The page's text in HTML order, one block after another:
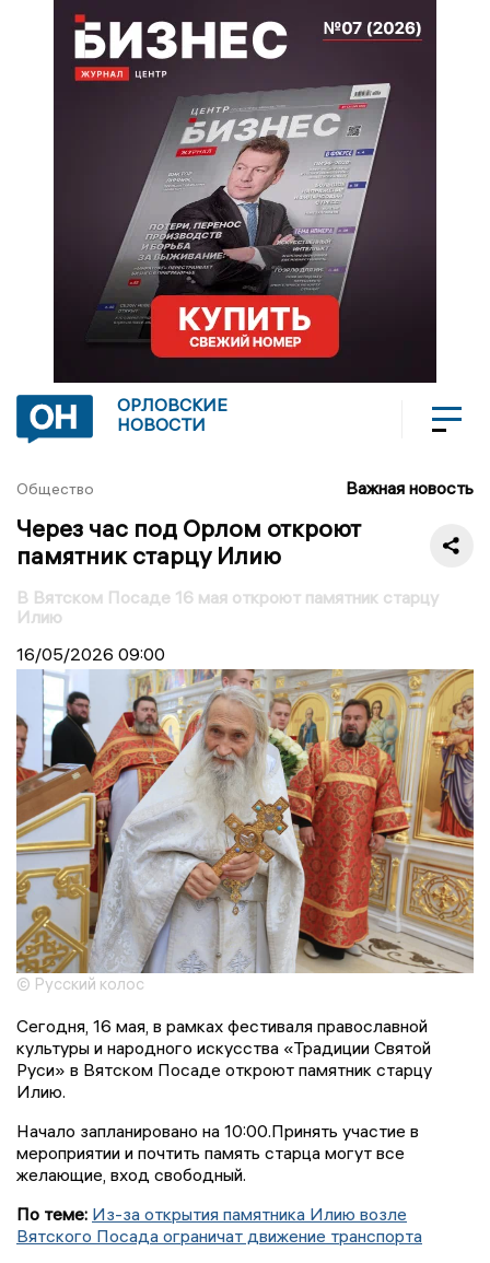
ОРЛОВСКИЕ
НОВОСТИ
Общество Важная новость
Через час под Орлом откроют
памятник старцу Илию
В Вятском Посаде 16 мая откроют памятник старцу
Илию
16/05/2026 09:00
© Русский колос
Сегодня, 16 мая, в рамках фестиваля православной
культуры и народного искусства «Традиции Святой
Руси» в Вятском Посаде откроют памятник старцу
Илию.
Начало запланировано на 10:00.Принять участие в
мероприятии и почтить память старца могут все
желающие, вход свободный.
По теме: Из-за открытия памятника Илию возле
Вятского Посада ограничат движение транспорта